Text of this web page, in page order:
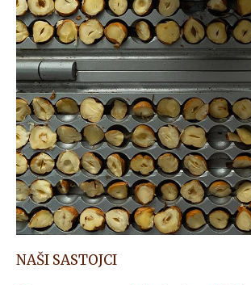
NAŠI SASTOJCI